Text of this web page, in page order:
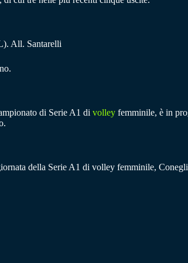
All. Santarelli
di Serie A1 di volley femminile, è in
della Serie A1 di volley femminile,